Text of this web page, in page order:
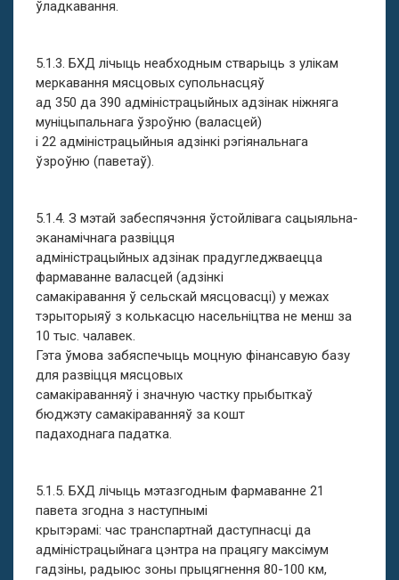
ўладкавання.
5.1.3. БХД лічыць неабходным стварыць з улікам
меркавання мясцовых супольнасцяў
ад 350 да 390 адміністрацыйных адзінак ніжняга
муніцыпальнага ўзроўню (валасцей)
і 22 адміністрацыйныя адзінкі рэгіянальнага
ўзроўню (паветаў).
5.1.4. З мэтай забеспячэння ўстойлівага сацыяльна-
эканамічнага развіцця
адміністрацыйных адзінак прадугледжваецца
фармаванне валасцей (адзінкі
самакіравання ў сельскай мясцовасці) у межах
тэрыторыяў з колькасцю насельніцтва не менш за
10 тыс. чалавек.
Гэта ўмова забяспечыць моцную фінансавую базу
для развіцця мясцовых
самакіраванняў і значную частку прыбыткаў
бюджэту самакіраванняў за кошт
падаходнага падатка.
5.1.5. БХД лічыць мэтазгодным фармаванне 21
павета згодна з наступнымі
крытэрамі: час транспартнай даступнасці да
адміністрацыйнага цэнтра на працягу максімум
гадзіны, радыюс зоны прыцягнення 80-100 км,